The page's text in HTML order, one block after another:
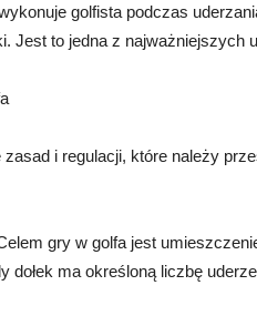
golfista podczas
Jest to jedna z najważniejszych
zasad i regulacji, które należy
gry w golfa jest
dołek ma określoną liczbę